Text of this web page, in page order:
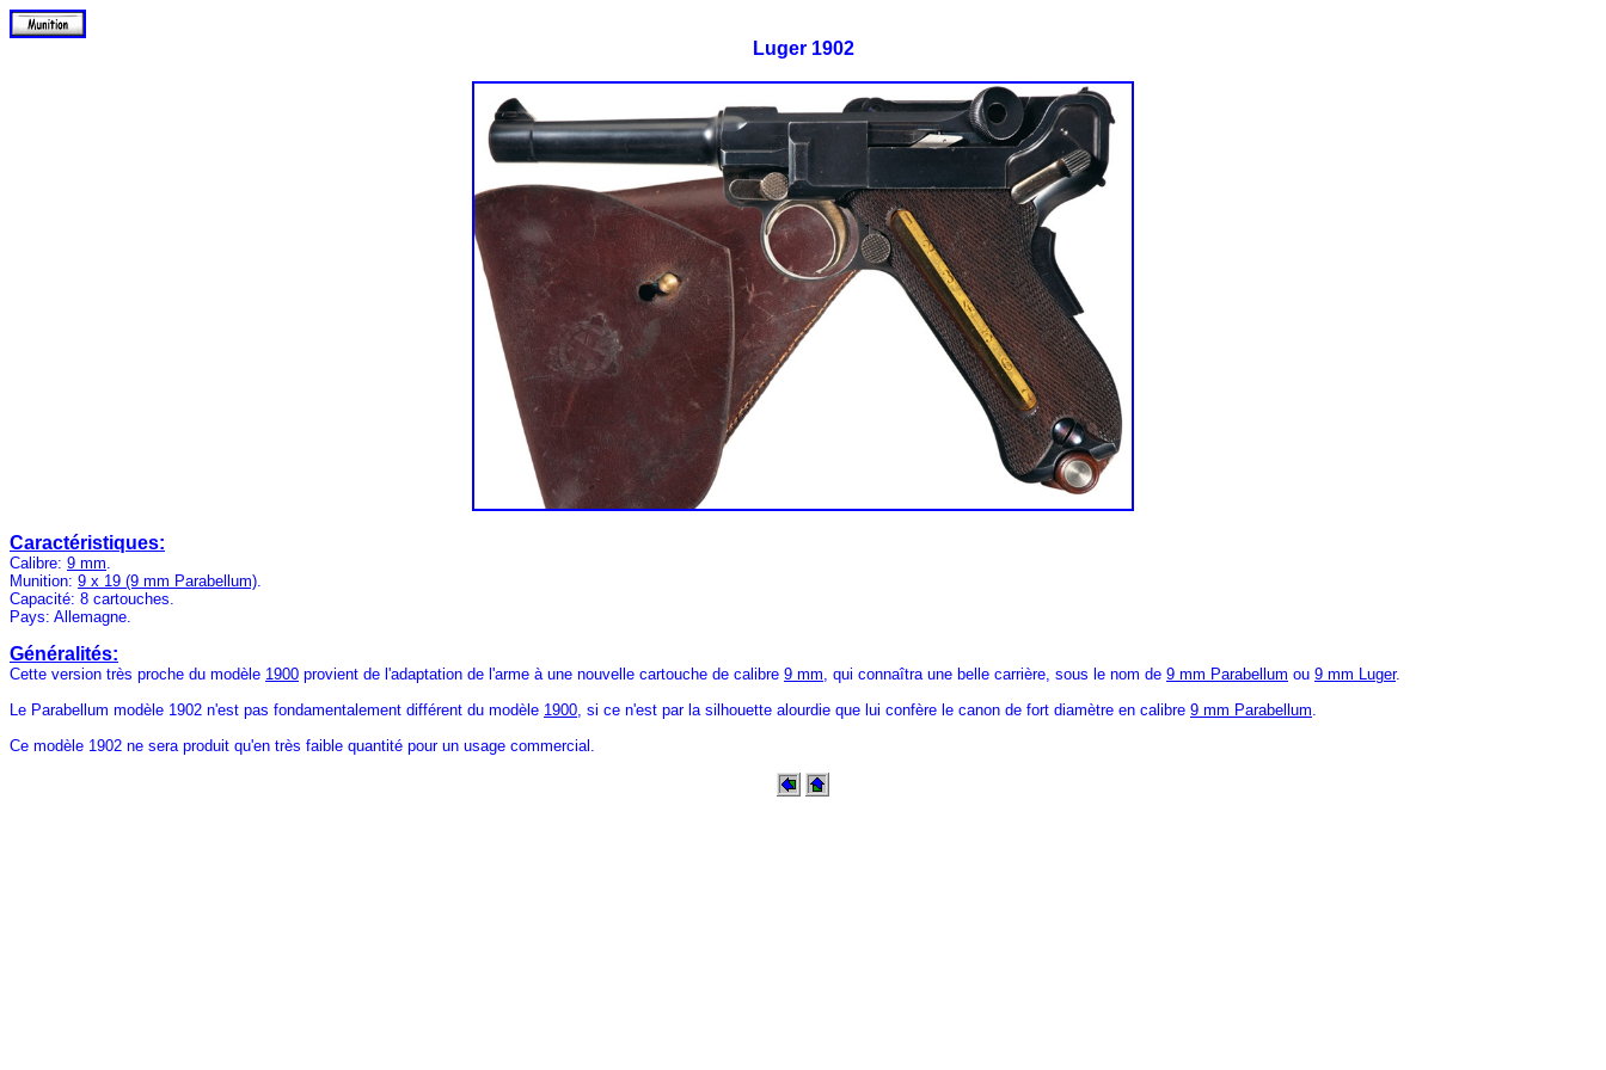
Luger 1902
Caractéristiques:
Calibre: 9 mm.
Munition: 9 x 19 (9 mm Parabellum).
Capacité: 8 cartouches.
Pays: Allemagne.
Généralités:
Cette version très proche du modèle 1900 provient de l'adaptation de l'arme à une nouvelle cartouche de calibre 9 mm, qui connaîtra une belle carrière, sous le nom de 9 mm Parabellum ou 9 mm Luger.
Le Parabellum modèle 1902 n'est pas fondamentalement différent du modèle 1900, si ce n'est par la silhouette alourdie que lui confère le canon de fort diamètre en calibre 9 mm Parabellum.
Ce modèle 1902 ne sera produit qu'en très faible quantité pour un usage commercial.